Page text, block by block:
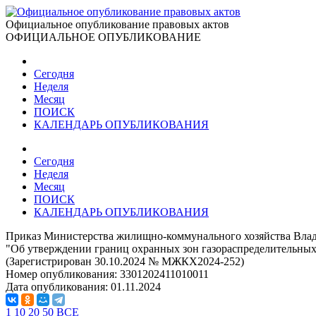
Официальное опубликование правовых актов
ОФИЦИАЛЬНОЕ ОПУБЛИКОВАНИЕ
Сегодня
Неделя
Месяц
ПОИСК
КАЛЕНДАРЬ ОПУБЛИКОВАНИЯ
Сегодня
Неделя
Месяц
ПОИСК
КАЛЕНДАРЬ ОПУБЛИКОВАНИЯ
Приказ Министерства жилищно-коммунального хозяйства
"Об утверждении границ охранных зон
(Зарегистрирован 30.10.2024 № МЖКХ2024-252)
Номер опубликования: 3301202411010011
Дата опубликования: 01.11.2024
1 10 20 50 ВСЕ